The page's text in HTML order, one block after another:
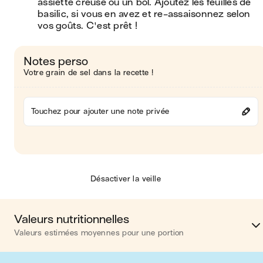
assiette creuse ou un bol. Ajoutez les feuilles de
basilic, si vous en avez et re-assaisonnez selon
vos goûts. C'est prêt !
Notes perso
Votre grain de sel dans la recette !
Touchez pour ajouter une note privée
Désactiver la veille
Valeurs nutritionnelles
Valeurs estimées moyennes pour une portion
Calories 422